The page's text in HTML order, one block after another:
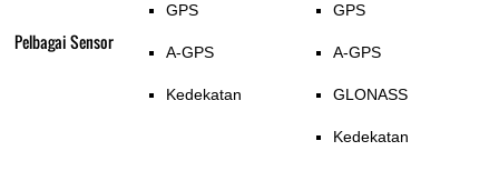
Pelbagai Sensor
GPS
A-GPS
Kedekatan
GPS
A-GPS
GLONASS
Kedekatan